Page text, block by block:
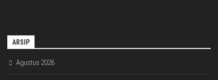
ARSIP
Agustus 2026